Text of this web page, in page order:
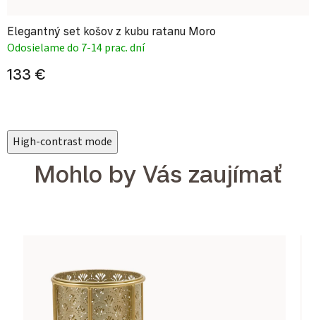
Elegantný set košov z kubu ratanu Moro
Odosielame do 7-14 prac. dní
133 €
High-contrast mode
Mohlo by Vás zaujímať